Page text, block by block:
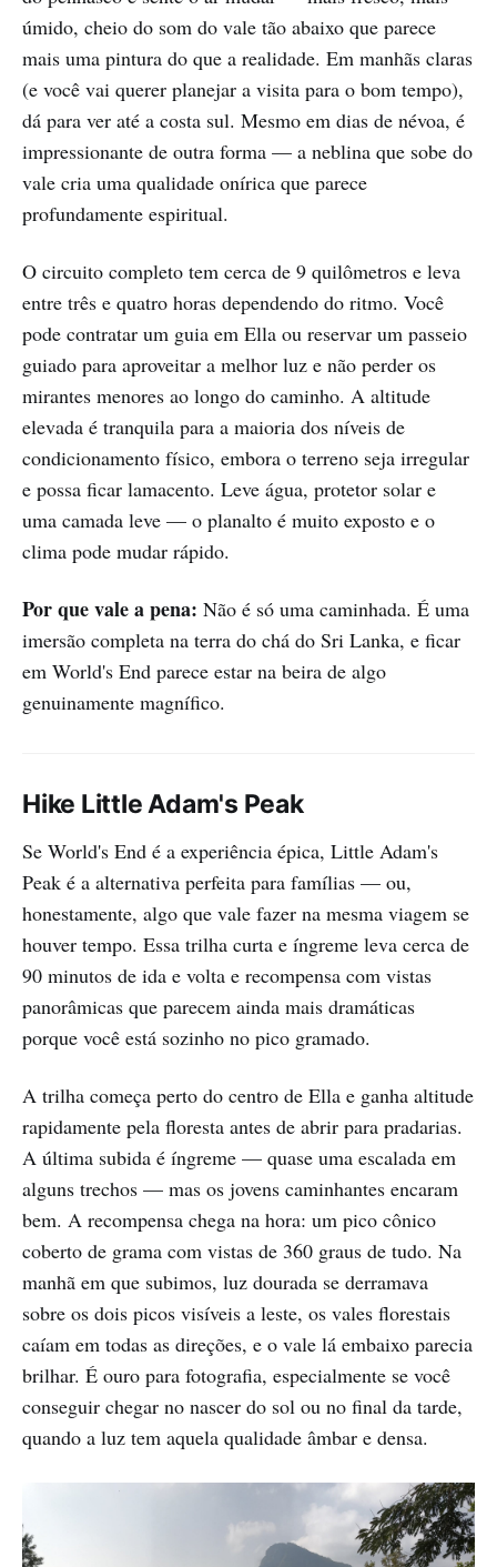
úmido, cheio do som do vale tão abaixo que parece
mais uma pintura do que a realidade. Em manhãs claras
(e você vai querer planejar a visita para o bom tempo),
dá para ver até a costa sul. Mesmo em dias de névoa, é
impressionante de outra forma — a neblina que sobe do
vale cria uma qualidade onírica que parece
profundamente espiritual.
O circuito completo tem cerca de 9 quilômetros e leva
entre três e quatro horas dependendo do ritmo. Você
pode contratar um guia em Ella ou reservar um passeio
guiado para aproveitar a melhor luz e não perder os
mirantes menores ao longo do caminho. A altitude
elevada é tranquila para a maioria dos níveis de
condicionamento físico, embora o terreno seja irregular
e possa ficar lamacento. Leve água, protetor solar e
uma camada leve — o planalto é muito exposto e o
clima pode mudar rápido.
Por que vale a pena: Não é só uma caminhada. É uma
imersão completa na terra do chá do Sri Lanka, e ficar
em World's End parece estar na beira de algo
genuinamente magnífico.
Hike Little Adam's Peak
Se World's End é a experiência épica, Little Adam's
Peak é a alternativa perfeita para famílias — ou,
honestamente, algo que vale fazer na mesma viagem se
houver tempo. Essa trilha curta e íngreme leva cerca de
90 minutos de ida e volta e recompensa com vistas
panorâmicas que parecem ainda mais dramáticas
porque você está sozinho no pico gramado.
A trilha começa perto do centro de Ella e ganha altitude
rapidamente pela floresta antes de abrir para pradarias.
A última subida é íngreme — quase uma escalada em
alguns trechos — mas os jovens caminhantes encaram
bem. A recompensa chega na hora: um pico cônico
coberto de grama com vistas de 360 graus de tudo. Na
manhã em que subimos, luz dourada se derramava
sobre os dois picos visíveis a leste, os vales florestais
caíam em todas as direções, e o vale lá embaixo parecia
brilhar. É ouro para fotografia, especialmente se você
conseguir chegar no nascer do sol ou no final da tarde,
quando a luz tem aquela qualidade âmbar e densa.